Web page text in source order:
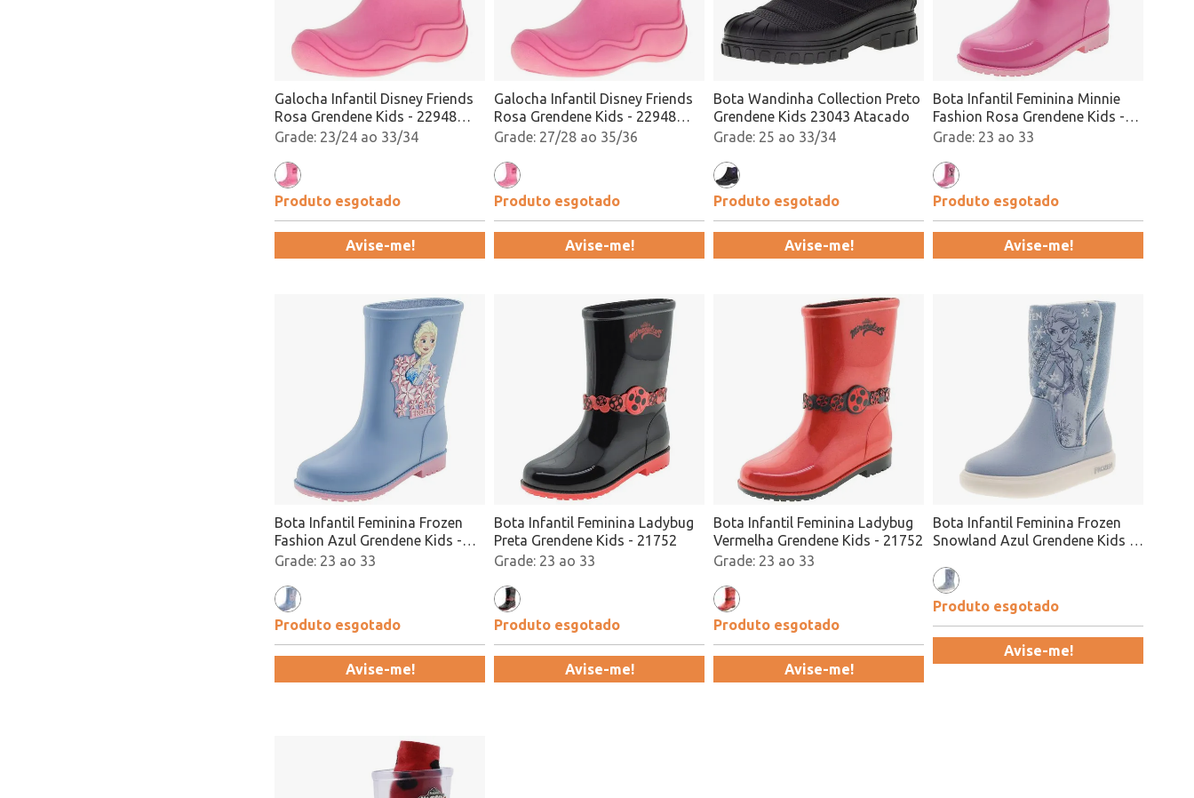
Galocha Infantil Disney Friends
Rosa Grendene Kids - 22948
Atacado23/24 ao 33/34
Produto esgotado
Avise-me!
Galocha Infantil Disney Friends
Rosa Grendene Kids - 22948
Atacado27/28 ao 35/36
Produto esgotado
Avise-me!
Bota Wandinha Collection Preto
Grendene Kids 23043 Atacado
25 ao 33/34
Produto esgotado
Avise-me!
Bota Infantil Feminina Minnie
Fashion Rosa Grendene Kids -
21753 23 ao 33
Produto esgotado
Avise-me!
Bota Infantil Feminina Frozen
Fashion Azul Grendene Kids -
21753 23 ao 33
Produto esgotado
Avise-me!
Bota Infantil Feminina Ladybug
Preta Grendene Kids - 21752
23 ao 33
Produto esgotado
Avise-me!
Bota Infantil Feminina Ladybug
Vermelha Grendene Kids - 21752
23 ao 33
Produto esgotado
Avise-me!
Bota Infantil Feminina Frozen
Snowland Azul Grendene Kids -
Produto esgotado
Avise-me!